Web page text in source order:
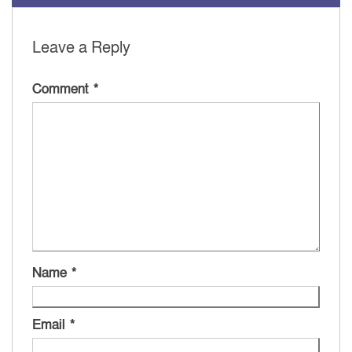
Leave a Reply
Comment *
Name *
Email *